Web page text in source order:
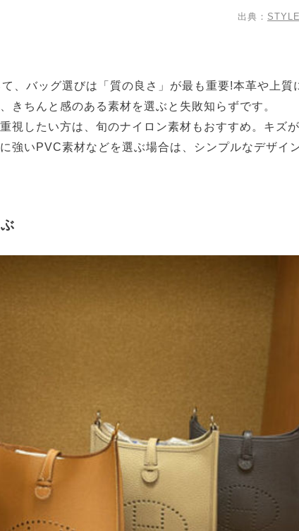
出典：
、バッグ選びは「質の良さ」が最も重要!本革や上質
きちんと感のある素材を選ぶと失敗知らずです。
視したい方は、旬のナイロン素材もおすすめ。キズ
強いPVC素材などを選ぶ場合は、シンプルなデザイ